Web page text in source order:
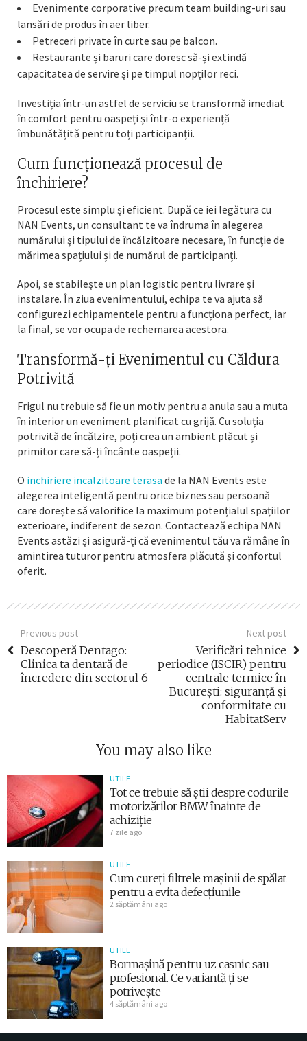
Evenimente corporative precum team building-uri sau
lansări de produs în aer liber.
Petreceri private în curte sau pe balcon.
Restaurante și baruri care doresc să-și extindă
capacitatea de servire și pe timpul nopților reci.
Investiția într-un astfel de serviciu se transformă imediat
în comfort pentru oaspeți și într-o experiență
îmbunătățită pentru toți participanții.
Cum funcționează procesul de
închiriere?
Procesul este simplu și eficient. După ce iei legătura cu
NAN Events, un consultant te va îndruma în alegerea
numărului și tipului de încălzitoare necesare, în funcție de
mărimea spațiului și de numărul de participanți.
Apoi, se stabilește un plan logistic pentru livrare și
instalare. În ziua evenimentului, echipa te va ajuta să
configurezi echipamentele pentru a funcționa perfect, iar
la final, se vor ocupa de rechemarea acestora.
Transformă-ți Evenimentul cu Căldura
Potrivită
Frigul nu trebuie să fie un motiv pentru a anula sau a muta
în interior un eveniment planificat cu grijă. Cu soluția
potrivită de încălzire, poți crea un ambient plăcut și
primitor care să-ți încânte oaspeții.
O inchiriere incalzitoare terasa de la NAN Events este
alegerea inteligentă pentru orice biznes sau persoană
care dorește să valorifice la maximum potențialul spațiilor
exterioare, indiferent de sezon. Contactează echipa NAN
Events astăzi și asigură-ți că evenimentul tău va rămâne în
amintirea tuturor pentru atmosfera plăcută și confortul
oferit.
Previous post
Descoperă Dentago:
Clinica ta dentară de
încredere din sectorul 6
Next post
Verificări tehnice
periodice (ISCIR) pentru
centrale termice în
București: siguranță și
conformitate cu
HabitatServ
You may also like
UTILE
Tot ce trebuie să știi despre codurile
motorizărilor BMW înainte de
achiziție
7 zile ago
UTILE
Cum cureți filtrele mașinii de spălat
pentru a evita defecțiunile
2 săptămâni ago
UTILE
Bormașină pentru uz casnic sau
profesional. Ce variantă ți se
potrivește
4 săptămâni ago